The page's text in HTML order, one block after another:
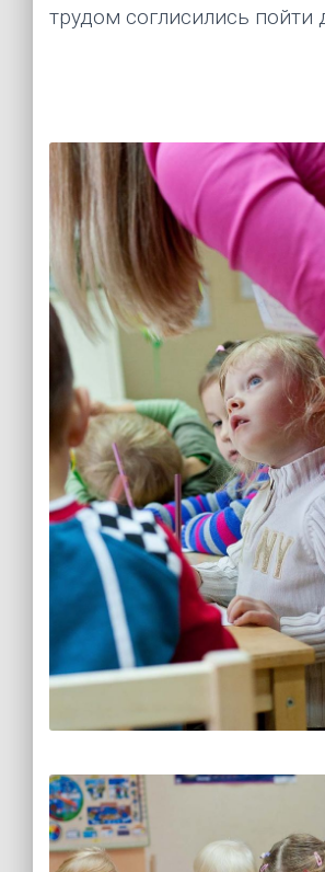
трудом соглисились пойти